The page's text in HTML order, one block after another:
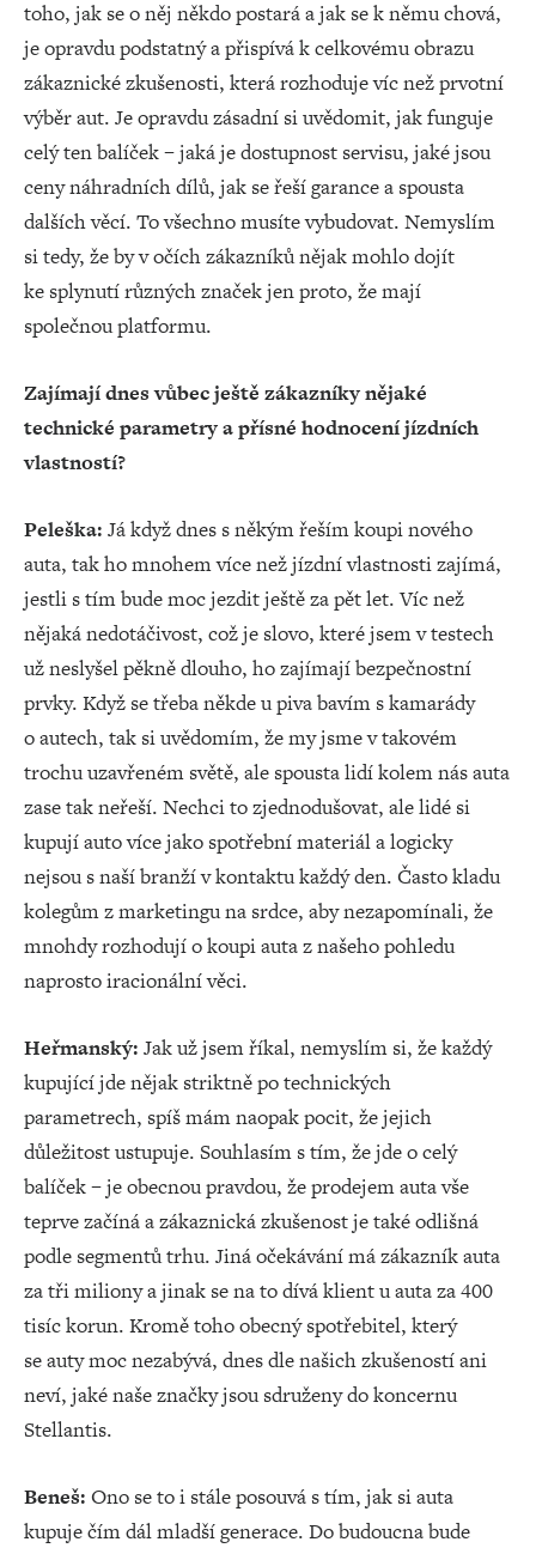
toho, jak se o něj někdo postará a jak se k němu chová,
je opravdu podstatný a přispívá k celkovému obrazu
zákaznické zkušenosti, která rozhoduje víc než prvotní
výběr aut. Je opravdu zásadní si uvědomit, jak funguje
celý ten balíček – jaká je dostupnost servisu, jaké jsou
ceny náhradních dílů, jak se řeší garance a spousta
dalších věcí. To všechno musíte vybudovat. Nemyslím
si tedy, že by v očích zákazníků nějak mohlo dojít
ke splynutí různých značek jen proto, že mají
společnou platformu.
Zajímají dnes vůbec ještě zákazníky nějaké
technické parametry a přísné hodnocení jízdních
vlastností?
Peleška: Já když dnes s někým řeším koupi nového
auta, tak ho mnohem více než jízdní vlastnosti zajímá,
jestli s tím bude moc jezdit ještě za pět let. Víc než
nějaká nedotáčivost, což je slovo, které jsem v testech
už neslyšel pěkně dlouho, ho zajímají bezpečnostní
prvky. Když se třeba někde u piva bavím s kamarády
o autech, tak si uvědomím, že my jsme v takovém
trochu uzavřeném světě, ale spousta lidí kolem nás auta
zase tak neřeší. Nechci to zjednodušovat, ale lidé si
kupují auto více jako spotřební materiál a logicky
nejsou s naší branží v kontaktu každý den. Často kladu
kolegům z marketingu na srdce, aby nezapomínali, že
mnohdy rozhodují o koupi auta z našeho pohledu
naprosto iracionální věci.
Heřmanský: Jak už jsem říkal, nemyslím si, že každý
kupující jde nějak striktně po technických
parametrech, spíš mám naopak pocit, že jejich
důležitost ustupuje. Souhlasím s tím, že jde o celý
balíček – je obecnou pravdou, že prodejem auta vše
teprve začíná a zákaznická zkušenost je také odlišná
podle segmentů trhu. Jiná očekávání má zákazník auta
za tři miliony a jinak se na to dívá klient u auta za 400
tisíc korun. Kromě toho obecný spotřebitel, který
se auty moc nezabývá, dnes dle našich zkušeností ani
neví, jaké naše značky jsou sdruženy do koncernu
Stellantis.
Beneš: Ono se to i stále posouvá s tím, jak si auta
kupuje čím dál mladší generace. Do budoucna bude